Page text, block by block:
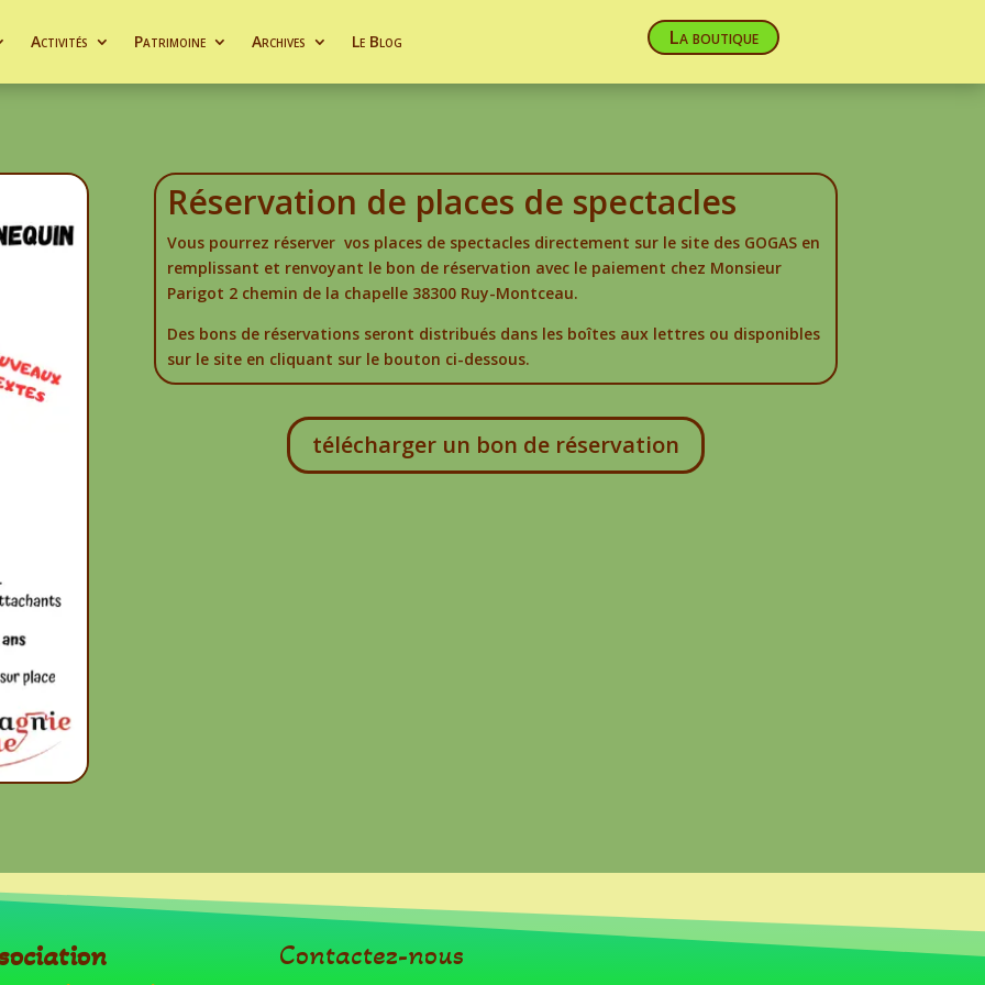
Activités Patrimoine Archives Le Blog La boutique
Réservation de places de spectacles
Vous pourrez réserver vos places de spectacles directement sur le site des GOGAS en
remplissant et renvoyant le bon de réservation avec le paiement chez Monsieur
Parigot 2 chemin de la chapelle 38300 Ruy-Montceau.
Des bons de réservations seront distribués dans les boîtes aux lettres ou disponibles
sur le site en cliquant sur le bouton ci-dessous.
télécharger un bon de réservation
Contactez-nous